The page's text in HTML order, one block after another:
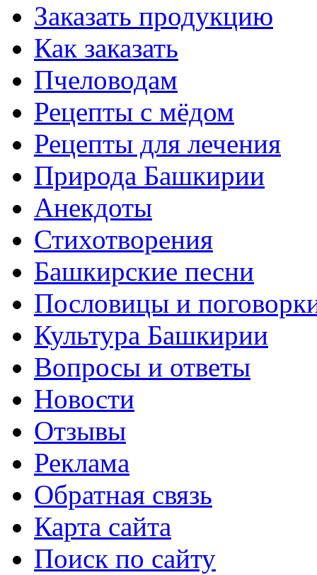
Заказать продукцию
Как заказать
Пчеловодам
Рецепты с мёдом
Рецепты для лечения
Природа Башкирии
Анекдоты
Стихотворения
Башкирские песни
Пословицы и
Культура Башкирии
Вопросы и ответы
Новости
Отзывы
Реклама
Обратная связь
Карта сайта
Поиск по сайту